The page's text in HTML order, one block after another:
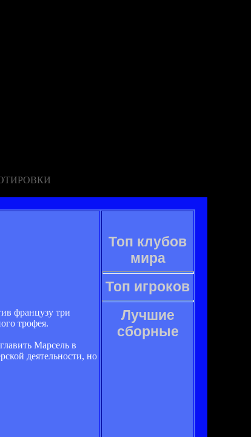
французу три
трофея.
Марсель в
деятельности, но
Топ клубов
мира
Топ игроков
Лучшие
сборные